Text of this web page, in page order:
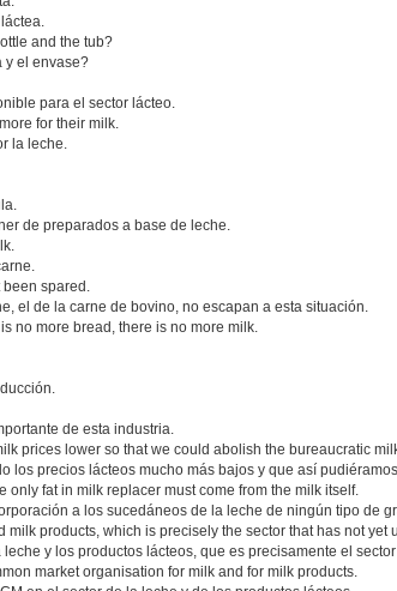
and the tub?
y el envase?
para el sector lácteo.
for their milk.
la leche.
de preparados a base de leche.
been spared.
el de la carne de bovino, no escapan a esta situación.
no more bread, there is no more milk.
de esta industria.
prices lower so that we could abolish the bureaucratic
los precios lácteos mucho más bajos y que así
only fat in milk replacer must come from the milk itself.
a los sucedáneos de la leche de ningún tipo de
milk products, which is precisely the sector that has not yet
y los productos lácteos, que es precisamente el
market organisation for milk and for milk products.